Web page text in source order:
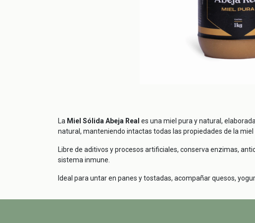
La Miel Sólida Abeja Real es una miel pura y natural,
natural, manteniendo intactas todas las propiedades de la
Libre de aditivos y procesos artificiales, conserva enzimas,
sistema inmune.
Ideal para untar en panes y tostadas, acompañar quesos,